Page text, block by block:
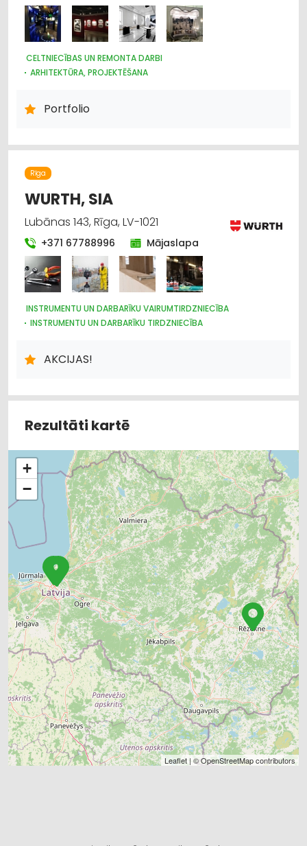
CELTNIECĪBAS UN REMONTA DARBI
ARHITEKTŪRA, PROJEKTĒŠANA
DIZAINS UN INTERJERS; PRIEKŠMETI UN PAKALPOJUMI
Portfolio
Rīga
WURTH, SIA
Lubānas 143, Rīga, LV-1021
+371 67788996 Mājaslapa
INSTRUMENTU UN DARBARĪKU VAIRUMTIRDZNIECĪBA
INSTRUMENTU UN DARBARĪKU TIRDZNIECĪBA
AUTOSERVISU APRĪKOJUMS
DARBA AIZSARDZĪBAS LĪDZEKĻI, FORMASTĒRPI, DARBA APĢĒRBI
VAIRUMTIRDZNIECĪBA
BŪVMATERIĀLU, BŪVKONSTRUKCIJU VAIRUMTIRDZNIECĪBA
ELEKTROTEHNISKO IEKĀRTU UN ELEKTROMATERIĀLU
VAIRUMTIRDZNIECĪBA
ELEKTROTEHNISKO IEKĀRTU UN ELEKTROMATERIĀLU
TIRDZNIECĪBA
UGUNSDZĒSĪBAS UN UGUNSAIZSARDZĪBAS LĪDZEKĻI
AUTO ĶĪMIJA, AUTO KRĀSAS
HIGIĒNAS PRECES
APAVI: TIRDZNIECĪBA
HIDRAULISKĀS UN PNEIMATISKĀS IERĪCES
INSTRUMENTU UN DARBARĪKU LABOŠANA, SERVISS
KRĀSAS, LAKAS, BŪVĶĪMIJA: VAIRUMTIRDZNIECĪBA
KRĀSAS, LAKAS, BŪVĶĪMIJA: TIRDZNIECĪBA
VENTILĀCIJAS UN KONDICIONĒŠANAS SISTĒMAS UN IEKĀRTAS
TELPĀM
AGROĶĪMIJA, MĒSLOŠANAS LĪDZEKĻI
AKCIJAS!
Rezultāti kartē
+
−
Leaflet | ©OpenStreetMapcontributors